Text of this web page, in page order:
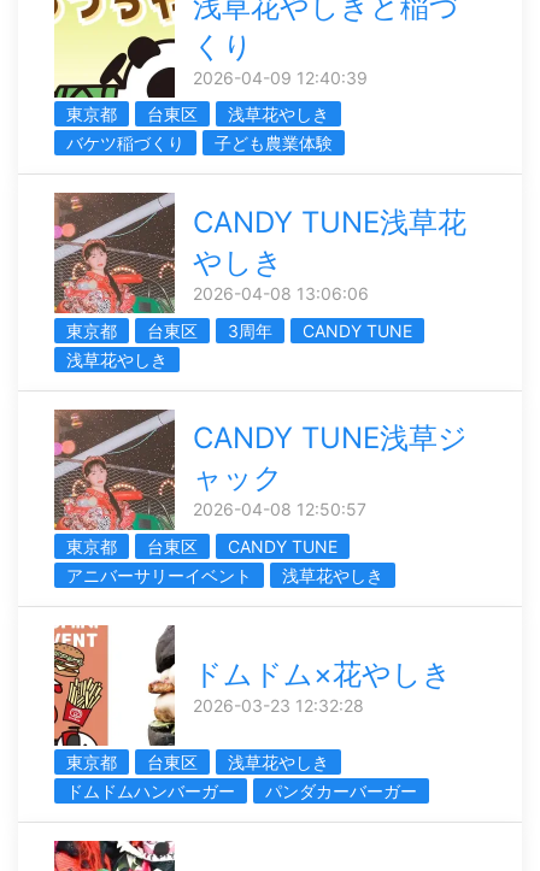
くり
2026-04-09 12:40:39
東京都
台東区
浅草花やしき
バケツ稲づくり
子ども農業体験
CANDY TUNE浅草花
やしき
2026-04-08 13:06:06
東京都
台東区 3周年
CANDY TUNE
浅草花やしき
CANDY TUNE浅草ジ
ャック
2026-04-08 12:50:57
東京都
台東区
CANDY TUNE
アニバーサリーイベント
浅草花やしき
ドムドム×花やしき
2026-03-23 12:32:28
東京都 台東区
浅草花やしき
ドムドムハンバーガー
パンダカーバーガー